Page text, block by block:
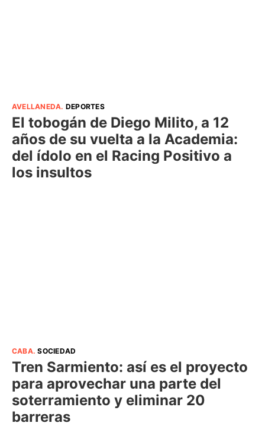
AVELLANEDA. DEPORTES
El tobogán de Diego Milito, a 12
años de su vuelta a la Academia:
del ídolo en el Racing Positivo a
los insultos
CABA.SOCIEDAD
Tren Sarmiento: así es el proyecto
para aprovechar una parte del
soterramiento y eliminar 20
barreras